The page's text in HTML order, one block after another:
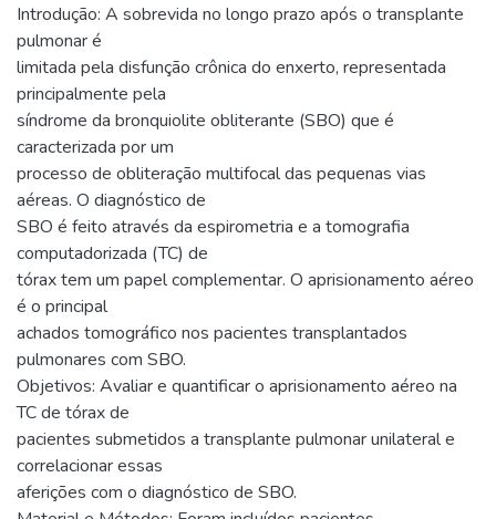
Introdução: A sobrevida no longo prazo após o transplante
pulmonar é
limitada pela disfunção crônica do enxerto, representada
principalmente pela
síndrome da bronquiolite obliterante (SBO) que é
caracterizada por um
processo de obliteração multifocal das pequenas vias
aéreas. O diagnóstico de
SBO é feito através da espirometria e a tomografia
computadorizada (TC) de
tórax tem um papel complementar. O aprisionamento aéreo
é o principal
achados tomográfico nos pacientes transplantados
pulmonares com SBO.
Objetivos: Avaliar e quantificar o aprisionamento aéreo na
TC de tórax de
pacientes submetidos a transplante pulmonar unilateral e
correlacionar essas
aferições com o diagnóstico de SBO.